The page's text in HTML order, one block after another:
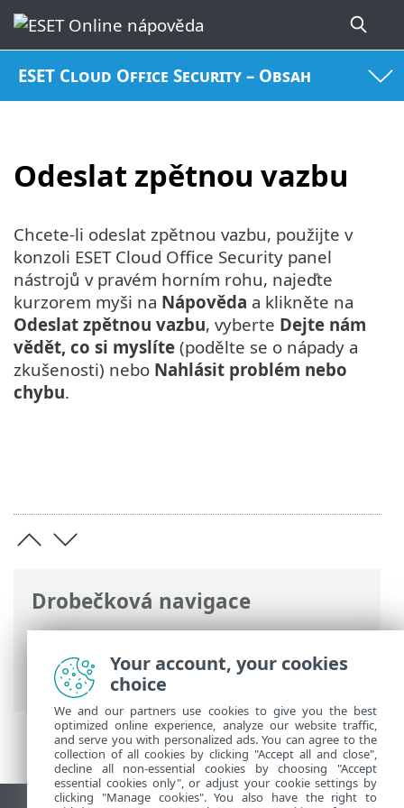
ESET Cloud Office Security – Obsah
Odeslat zpětnou vazbu
Drobečková navigace
ESET Online nápověda>ESET Cloud
Office Security>Navigace v ESET Cloud
Office Security> Odeslat zpětnou vazbu
Chcete-li odeslat zpětnou vazbu, použijte v
konzoli ESET Cloud Office Security panel
nástrojů v pravém horním rohu, najeďte
kurzorem myši na Nápověda a klikněte na
Odeslat zpětnou vazbu, vyberte Dejte nám
vědět, co si myslíte (podělte se o nápady a
zkušenosti) nebo Nahlásit problém nebo
chybu.
Your account, your cookies
choice
We and our partners use cookies to give you the best
optimized online experience, analyze our website traffic,
and serve you with personalized ads. You can agree to the
collection of all cookies by clicking "Accept all and close",
decline all non-essential cookies by choosing "Accept
essential cookies only", or adjust your cookie settings by
clicking "Manage cookies". You also have the right to